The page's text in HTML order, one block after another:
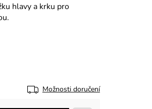
hlavy a krku pro
Možnosti doručení